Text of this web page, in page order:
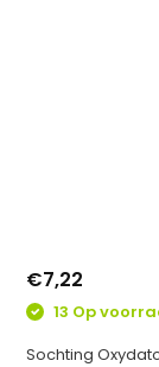
€7,22
13 Op
Sochting